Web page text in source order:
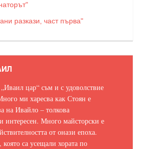
разкази, част първа"
цар“ съм и с удоволствие
ми харесва как Стоян е
на Ивайло – толкова
интересен. Много майсторски е
от онази епоха.
която са усещали хората по